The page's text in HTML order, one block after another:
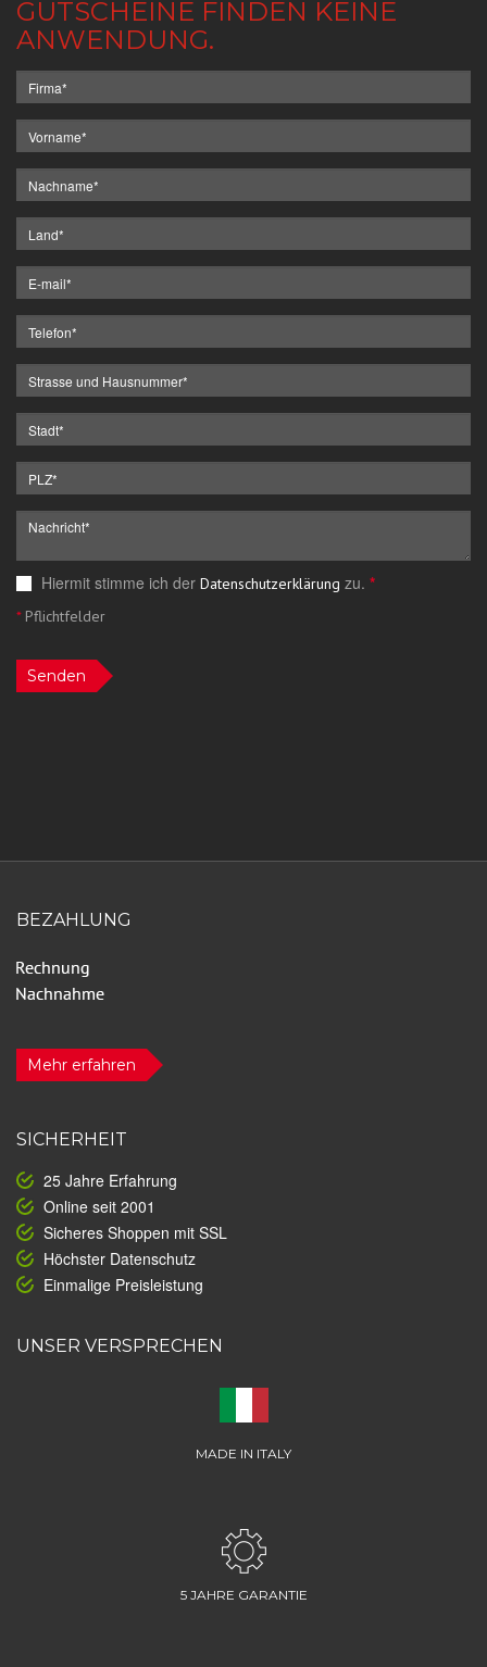
GUTSCHEINE FINDEN KEINE
ANWENDUNG.
Hiermit stimme ich der Datenschutzerklärung zu. *
*Pflichtfelder
Senden
BEZAHLUNG
Mehr erfahren
SICHERHEIT
25 Jahre Erfahrung
Online seit 2001
Sicheres Shoppen mit SSL
Höchster Datenschutz
Einmalige Preisleistung
UNSER VERSPRECHEN
MADE IN ITALY
5 JAHRE GARANTIE